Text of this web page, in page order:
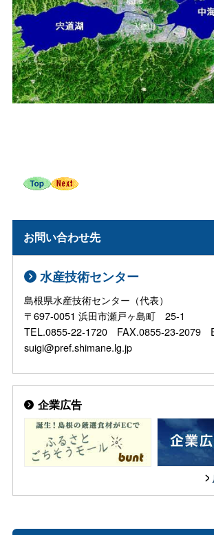
お問い合わせ先
水産技術センター
島根県水産技術センター（代表）
〒697-0051 浜田市瀬戸ヶ島町 25-1
TEL.0855-22-1720 FAX.0855-23-2079
suigi@pref.shimane.lg.jp
企業広告